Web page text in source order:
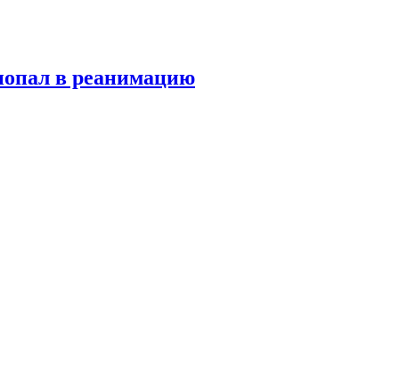
в реанимацию